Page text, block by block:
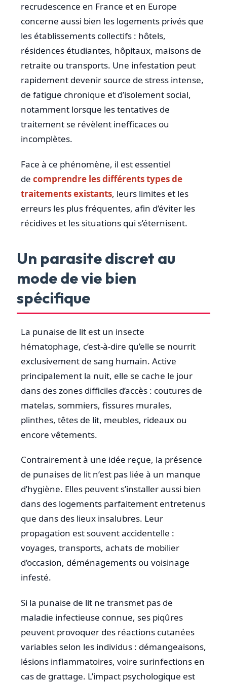
recrudescence en France et en Europe
concerne aussi bien les logements privés que
les établissements collectifs : hôtels,
résidences étudiantes, hôpitaux, maisons de
retraite ou transports. Une infestation peut
rapidement devenir source de stress intense,
de fatigue chronique et d’isolement social,
notamment lorsque les tentatives de
traitement se révèlent inefficaces ou
incomplètes.
Face à ce phénomène, il est essentiel
de comprendre les différents types de
traitements existants, leurs limites et les
erreurs les plus fréquentes, afin d’éviter les
récidives et les situations qui s’éternisent.
Un parasite discret au
mode de vie bien
spécifique
La punaise de lit est un insecte
hématophage, c’est-à-dire qu’elle se nourrit
exclusivement de sang humain. Active
principalement la nuit, elle se cache le jour
dans des zones difficiles d’accès : coutures de
matelas, sommiers, fissures murales,
plinthes, têtes de lit, meubles, rideaux ou
encore vêtements.
Contrairement à une idée reçue, la présence
de punaises de lit n’est pas liée à un manque
d’hygiène. Elles peuvent s’installer aussi bien
dans des logements parfaitement entretenus
que dans des lieux insalubres. Leur
propagation est souvent accidentelle :
voyages, transports, achats de mobilier
d’occasion, déménagements ou voisinage
infesté.
Si la punaise de lit ne transmet pas de
maladie infectieuse connue, ses piqûres
peuvent provoquer des réactions cutanées
variables selon les individus : démangeaisons,
lésions inflammatoires, voire surinfections en
cas de grattage. L’impact psychologique est